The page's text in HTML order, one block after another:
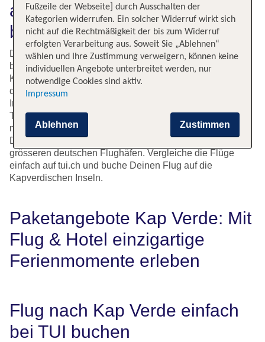
auf tui.ch vergleichen und
buchen
Das sommerliche Klima, das warme Meer und das
besondere Flair auf den afrikanischen Inseln machen die
Kapverden zu einem interessanten Ferienziel. Gerade
dann, wenn in der Schweiz Winter herrscht, locken die
Inseln im Atlantik vor der Küste Afrikas mit angenehmen
Temperaturen. Auf den Kapverdischen Inseln gibt es – je
nach gewählter Insel – verschiedene Flughäfen als
Destination. Flüge gibt es in der Hauptsaison von allen
grösseren deutschen Flughäfen. Vergleiche die Flüge
einfach auf tui.ch und buche Deinen Flug auf die
Kapverdischen Inseln.
Paketangebote Kap Verde: Mit
Flug & Hotel einzigartige
Ferienmomente erleben
Flug nach Kap Verde einfach
bei TUI buchen
Fußzeile der Webseite] durch Ausschalten der
Kategorien widerrufen. Ein solcher Widerruf wirkt sich
nicht auf die Rechtmäßigkeit der bis zum Widerruf
erfolgten Verarbeitung aus. Soweit Sie „Ablehnen“
wählen und Ihre Zustimmung verweigern, können keine
individuellen Angebote unterbreitet werden, nur
notwendige Cookies sind aktiv.
Impressum
Zustimmen
Ablehnen